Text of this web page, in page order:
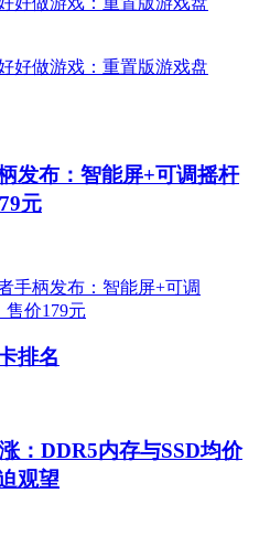
发布：智能屏+可调摇杆
元
排名
：DDR5内存与SSD均价
观望